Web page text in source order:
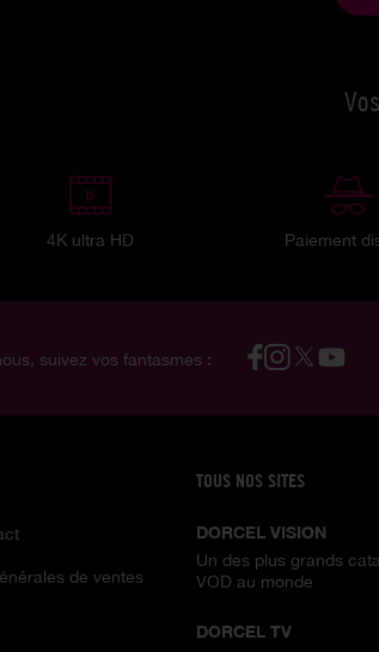
4K ultra HD Paiement
suivez vos fantasmes :
de ventes
TOUS NOS SITES
DORCEL VISION
Un des plus grands
VOD au monde
DORCEL TV